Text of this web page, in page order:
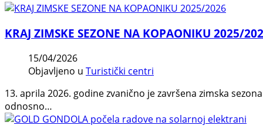
KRAJ ZIMSKE SEZONE NA KOPAONIKU 2025/
15/04/2026
Objavljeno u Turistički centri
13. aprila 2026. godine zvanično je završena zimska
odnosno…